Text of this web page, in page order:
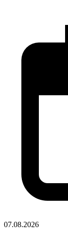
07.08.2026